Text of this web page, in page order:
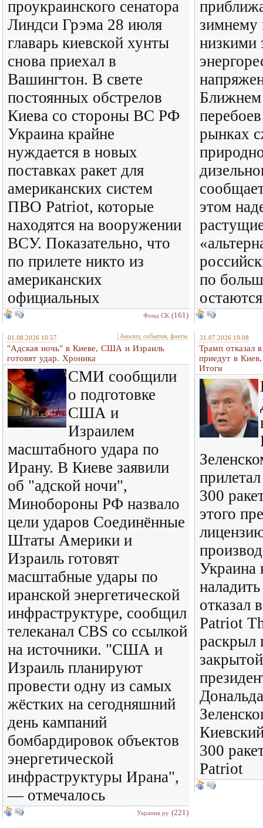
проукраинского сенатора
Линдси Грэма 28 июля
главарь киевской хунты
снова приехал в
Вашингтон. В свете
постоянных обстрелов
Киева со стороны ВС РФ
Украина крайне
нуждается в новых
поставках ракет для
американских систем
ПВО Patriot, которые
находятся на вооружении
ВСУ. Показательно, что
по прилете никто из
американских
официальных
Фонд СК (161)
зимнему
низкими
Ближнем
рынках
этом
по
01.08.2026 10:57 Анализ, события, факты
"Адская ночь" в Киеве, США и Израиль
готовят удар. Хроника
СМИ сообщили
о подготовке
США и
Израилем
масштабного удара по
Ирану. В Киеве заявили
об "адской ночи",
Минобороны РФ назвало
цели ударов Соединённые
Штаты Америки и
Израиль готовят
масштабные удары по
иранской энергетической
инфраструктуре, сообщил
телеканал CBS со ссылкой
на источники. "США и
Израиль планируют
провести одну из самых
жёстких на сегодняшний
день кампаний
бомбардировок объектов
энергетической
инфраструктуры Ирана",
— отмечалось
Украина.ру (221)
31.07.2026 19:08
Трамп отказал
приедут в
Итоги
300
этого
Украина
отказал
Patriot
раскрыл
300
Patriot